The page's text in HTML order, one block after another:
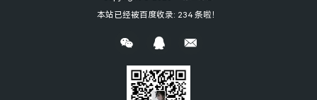
本站已经被百度收录: 234 条啦！